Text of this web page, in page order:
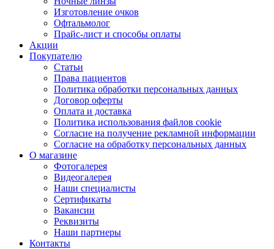
Изготовление очков
Офтальмолог
Прайс-лист и способы оплаты
Акции
Покупателю
Статьи
Права пациентов
Политика обработки персональных данных
Договор оферты
Оплата и доставка
Политика использования файлов cookie
Согласие на получение рекламной информации
Согласие на обработку персональных данных
О магазине
Фотогалерея
Видеогалерея
Наши специалисты
Сертификаты
Вакансии
Реквизиты
Наши партнеры
Контакты